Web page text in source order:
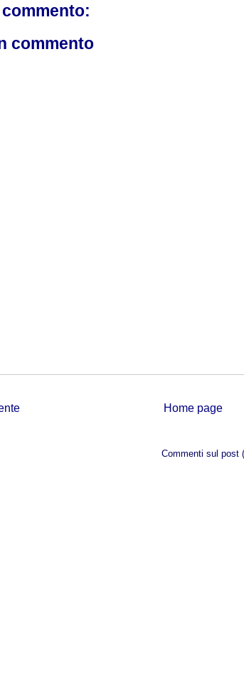
commento
Home page
Commenti sul post